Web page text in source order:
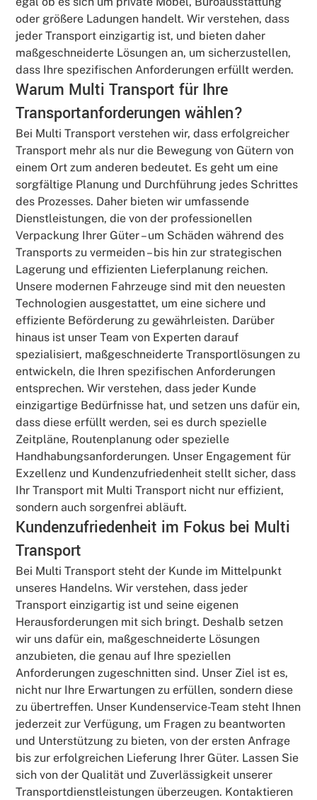
oder größere Ladungen handelt. Wir verstehen, dass
jeder Transport einzigartig ist, und bieten daher
maßgeschneiderte Lösungen an, um sicherzustellen,
dass Ihre spezifischen Anforderungen erfüllt werden.
Warum Multi Transport für Ihre
Transportanforderungen wählen?
Bei Multi Transport verstehen wir, dass erfolgreicher
Transport mehr als nur die Bewegung von Gütern von
einem Ort zum anderen bedeutet. Es geht um eine
sorgfältige Planung und Durchführung jedes Schrittes
des Prozesses. Daher bieten wir umfassende
Dienstleistungen, die von der professionellen
Verpackung Ihrer Güter – um Schäden während des
Transports zu vermeiden – bis hin zur strategischen
Lagerung und effizienten Lieferplanung reichen.
Unsere modernen Fahrzeuge sind mit den neuesten
Technologien ausgestattet, um eine sichere und
effiziente Beförderung zu gewährleisten. Darüber
hinaus ist unser Team von Experten darauf
spezialisiert, maßgeschneiderte Transportlösungen zu
entwickeln, die Ihren spezifischen Anforderungen
entsprechen. Wir verstehen, dass jeder Kunde
einzigartige Bedürfnisse hat, und setzen uns dafür ein,
dass diese erfüllt werden, sei es durch spezielle
Zeitpläne, Routenplanung oder spezielle
Handhabungsanforderungen. Unser Engagement für
Exzellenz und Kundenzufriedenheit stellt sicher, dass
Ihr Transport mit Multi Transport nicht nur effizient,
sondern auch sorgenfrei abläuft.
Kundenzufriedenheit im Fokus bei Multi
Transport
Bei Multi Transport steht der Kunde im Mittelpunkt
unseres Handelns. Wir verstehen, dass jeder
Transport einzigartig ist und seine eigenen
Herausforderungen mit sich bringt. Deshalb setzen
wir uns dafür ein, maßgeschneiderte Lösungen
anzubieten, die genau auf Ihre speziellen
Anforderungen zugeschnitten sind. Unser Ziel ist es,
nicht nur Ihre Erwartungen zu erfüllen, sondern diese
zu übertreffen. Unser Kundenservice-Team steht Ihnen
jederzeit zur Verfügung, um Fragen zu beantworten
und Unterstützung zu bieten, von der ersten Anfrage
bis zur erfolgreichen Lieferung Ihrer Güter. Lassen Sie
sich von der Qualität und Zuverlässigkeit unserer
Transportdienstleistungen überzeugen. Kontaktieren